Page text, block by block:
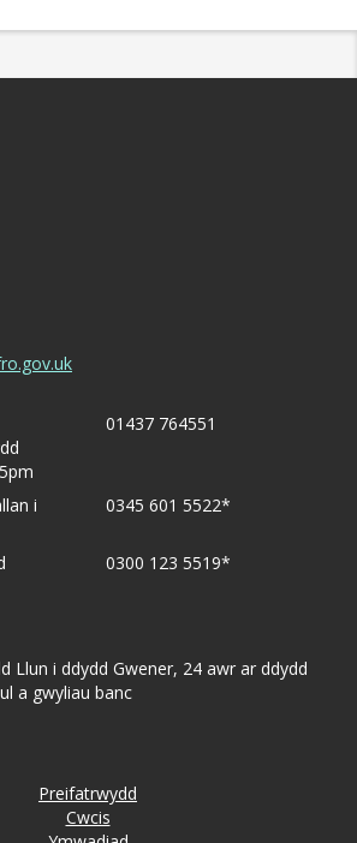
01437 764551
i
0345 601 5522*
0300 123 5519*
Llun i ddydd Gwener, 24 awr ar ddydd
a gwyliau banc
Preifatrwydd
Cwcis